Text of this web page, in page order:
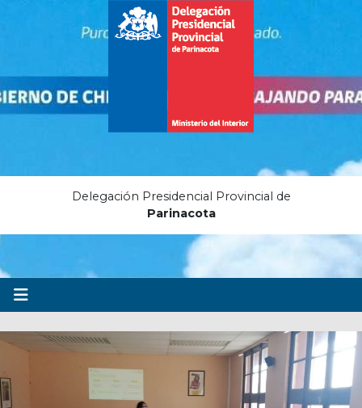
Delegación Presidencial Provincial de
Parinacota